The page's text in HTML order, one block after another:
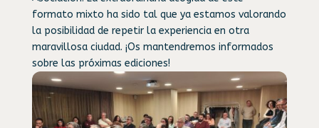
formato mixto ha sido tal que ya estamos valorando
la posibilidad de repetir la experiencia en otra
maravillosa ciudad. ¡Os mantendremos informados
sobre las próximas ediciones!